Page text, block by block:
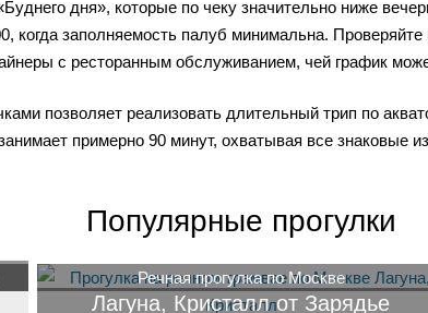
дня», которые по чеку значительно ниже
когда заполняемость палуб минимальна.
с ресторанным обслуживанием, чей график
позволяет реализовать длительный трип по
примерно 90 минут, охватывая все знаковые
Популярные прогулки
Речная прогулка по Москве
Лагуна, Кристалл от Зарядье